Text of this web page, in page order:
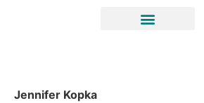
Jennifer Kopka